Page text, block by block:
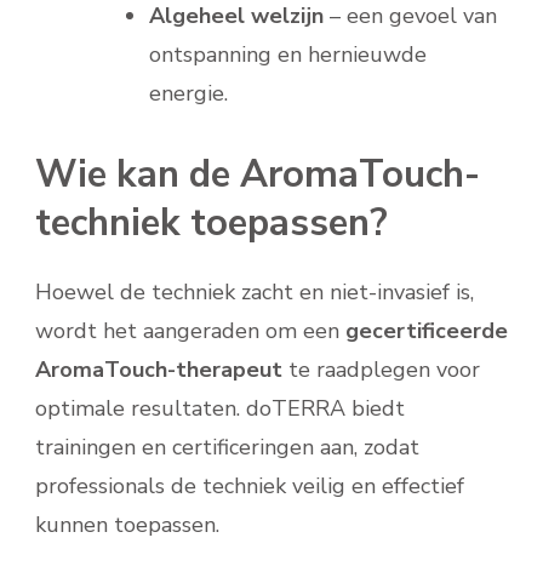
Algeheel welzijn – een gevoel van
ontspanning en hernieuwde
energie.
Wie kan de AromaTouch-
techniek toepassen?
Hoewel de techniek zacht en niet-invasief is,
wordt het aangeraden om een gecertificeerde
AromaTouch-therapeut te raadplegen voor
optimale resultaten. doTERRA biedt
trainingen en certificeringen aan, zodat
professionals de techniek veilig en effectief
kunnen toepassen.